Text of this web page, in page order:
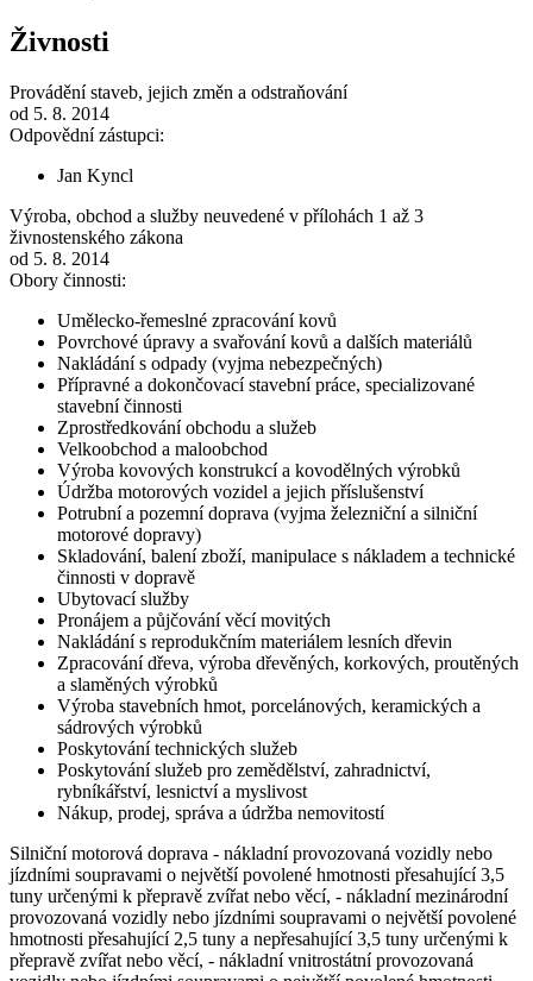
Živnosti
Provádění staveb, jejich změn a odstraňování
od 5. 8. 2014
Odpovědní zástupci:
Jan Kyncl
Výroba, obchod a služby neuvedené v přílohách 1 až 3
živnostenského zákona
od 5. 8. 2014
Obory činnosti:
Umělecko-řemeslné zpracování kovů
Povrchové úpravy a svařování kovů a dalších materiálů
Nakládání s odpady (vyjma nebezpečných)
Přípravné a dokončovací stavební práce, specializované
stavební činnosti
Zprostředkování obchodu a služeb
Velkoobchod a maloobchod
Výroba kovových konstrukcí a kovodělných výrobků
Údržba motorových vozidel a jejich příslušenství
Potrubní a pozemní doprava (vyjma železniční a silniční
motorové dopravy)
Skladování, balení zboží, manipulace s nákladem a technické
činnosti v dopravě
Ubytovací služby
Pronájem a půjčování věcí movitých
Nakládání s reprodukčním materiálem lesních dřevin
Zpracování dřeva, výroba dřevěných, korkových, proutěných
a slaměných výrobků
Výroba stavebních hmot, porcelánových, keramických a
sádrových výrobků
Poskytování technických služeb
Poskytování služeb pro zemědělství, zahradnictví,
rybníkářství, lesnictví a myslivost
Nákup, prodej, správa a údržba nemovitostí
Silniční motorová doprava - nákladní provozovaná vozidly nebo
jízdními soupravami o největší povolené hmotnosti přesahující 3,5
tuny určenými k přepravě zvířat nebo věcí, - nákladní mezinárodní
provozovaná vozidly nebo jízdními soupravami o největší povolené
hmotnosti přesahující 2,5 tuny a nepřesahující 3,5 tuny určenými k
přepravě zvířat nebo věcí, - nákladní vnitrostátní provozovaná